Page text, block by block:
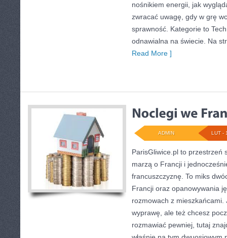
nośnikiem energii, jak
zwracać uwagę, gdy w grę
sprawność. Kategorie to
odnawialna na świecie. Na
Read More ]
LUT -
ADMIN
ParisGliwice.pl to przestrzeń
marzą o Francji i
francuszczyznę. To miks
Francji oraz opanowywania
rozmowach z
wyprawę, ale też chcesz
rozmawiać pewniej, tutaj